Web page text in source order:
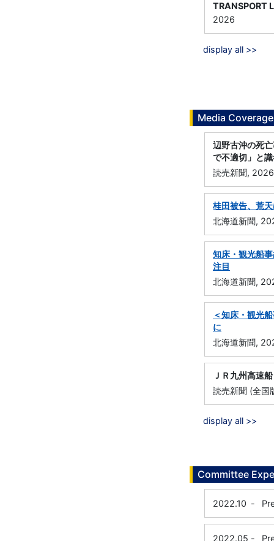
TRANSPORT
2026
display all >>
Media Coverage
辺野古沖の死
で不適切」と
読売新聞,
桂田被告、荒
北海道新聞,
知床・観光船
注目
北海道新聞,
＜知床・観光
に
北海道新聞,
ＪＲ九州高速
読売新聞 (全
display all >>
Committee
2022.10 -
2022.05 -